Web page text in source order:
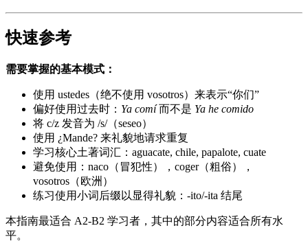
快速参考
需要掌握的基本模式：
使用 ustedes（绝不使用 vosotros）来表示“你们”
偏好使用过去时： Ya comí而不是 Ya he comido
将 c/z 发音为 /s/（seseo）
使用 ¿Mande? 来礼貌地请求重复
学习核心土著词汇：aguacate, chile, papalote, cuate
避免使用：naco（冒犯性），coger（粗俗），
vosotros（欧洲）
练习使用小词后缀以显得礼貌：-ito/-ita 结尾
本指南最适合 A2-B2 学习者，其中的部分内容适合所有水
平。